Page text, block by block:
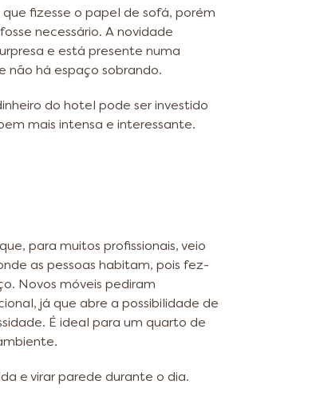
fizesse o papel de sofá, porém
necessário. A novidade
e está presente numa
não há espaço sobrando.
do hotel pode ser investido
mais intensa e interessante.
para muitos profissionais, veio
as pessoas habitam, pois fez-
Novos móveis pediram
já que abre a possibilidade de
É ideal para um quarto de
e virar parede durante o dia.